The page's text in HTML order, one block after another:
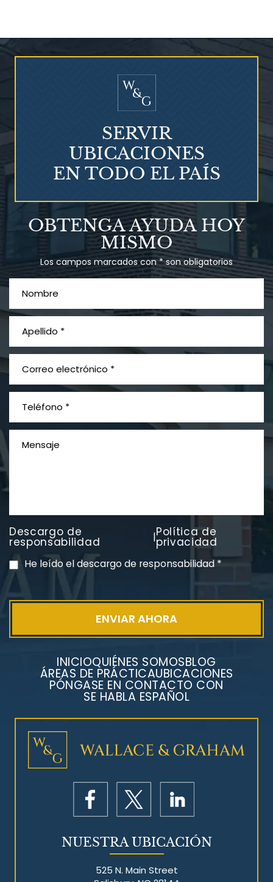
¿Quién corre el riesgo de
Talco en polvo
Ovary cancer
¿Qué es el mesotelioma?
PVC Cloruro de polivinilo
Exposición
OBTENGA AYUDA HOY
MISMO
Los campos marcados con * son obligatorios
Descargo de
responsabilidad |Política de
privacidad
He leído el descargo de responsabilidad*
SERVIR
UBICACIONES
EN TODO EL PAÍS
INICIOQUIÉNES SOMOSBLOG
ÁREAS DE PRÁCTICAUBICACIONES
PÓNGASE EN CONTACTO CON
SE HABLA ESPAÑOL
NUESTRA UBICACIÓN
525 N. Main Street